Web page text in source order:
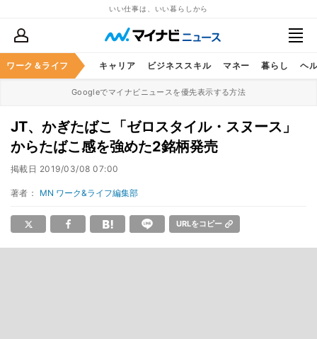
いい仕事は、いい暮らしから
ワーク＆ライフ キャリア ビジネススキル マネー 暮らし ヘ
Googleでマイナビニュースを優先表示する方法
JT、かぎたばこ「ゼロスタイル・スヌース」
からたばこ感を強めた2銘柄発売
掲載日 2019/03/08 07:00
著者： MN ワーク&ライフ編集部
URLをコピー